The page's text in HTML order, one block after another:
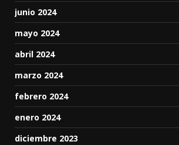
junio 2024
mayo 2024
abril 2024
marzo 2024
febrero 2024
enero 2024
diciembre 2023